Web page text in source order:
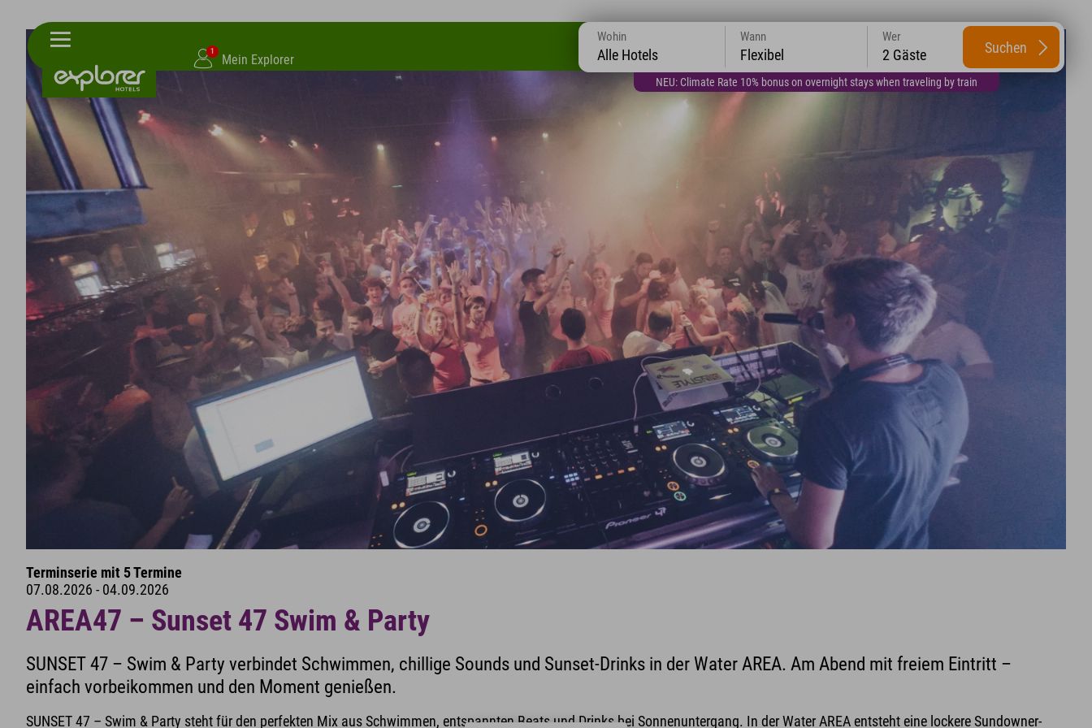
1
Mein Explorer
NEU: Climate Rate 10% bonus on overnight stays when traveling by train
Wohin
Alle Hotels
Wann
Flexibel
Wer
2 Gäste Suchen
Terminserie mit 5 Termine
07.08.2026 - 04.09.2026
AREA47 – Sunset 47 Swim & Party
SUNSET 47 – Swim & Party verbindet Schwimmen, chillige Sounds und Sunset-Drinks in der Water AREA. Am Abend mit freiem Eintritt –
einfach vorbeikommen und den Moment genießen.
SUNSET 47 – Swim & Party steht für den perfekten Mix aus Schwimmen, entspannten Beats und Drinks bei Sonnenuntergang. In der Water AREA entsteht eine lockere Sundowner-